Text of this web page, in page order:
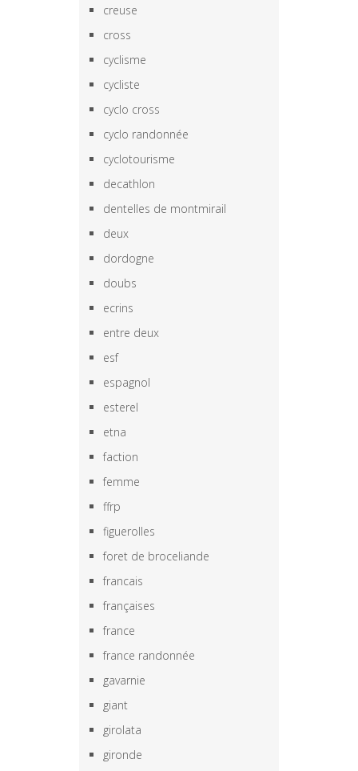
creuse
cross
cyclisme
cycliste
cyclo cross
cyclo randonnée
cyclotourisme
decathlon
dentelles de montmirail
deux
dordogne
doubs
ecrins
entre deux
esf
espagnol
esterel
etna
faction
femme
ffrp
figuerolles
foret de broceliande
francais
françaises
france
france randonnée
gavarnie
giant
girolata
gironde